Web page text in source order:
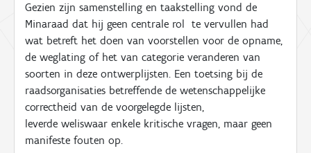
Gezien zijn samenstelling en taakstelling vond de
Minaraad dat hij geen centrale rol te vervullen had
wat betreft het doen van voorstellen voor de opname,
de weglating of het van categorie veranderen van
soorten in deze ontwerplijsten. Een toetsing bij de
raadsorganisaties betreffende de wetenschappelijke
correctheid van de voorgelegde lijsten,
leverde weliswaar enkele kritische vragen, maar geen
manifeste fouten op.